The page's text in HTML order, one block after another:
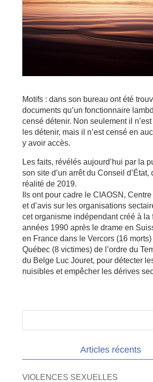
Motifs : dans son bureau ont été
documents qu’un fonctionnaire
censé détenir. Non seulement il
les détenir, mais il n’est censé en
y avoir accès.
Les faits, révélés aujourd’hui par la
son site d’un arrêt du Conseil d’État,
réalité de 2019.
Ils ont pour cadre le CIAOSN,
et d’avis sur les organisations
cet organisme indépendant créé à la
années 1990 après le drame en
en France dans le Vercors (16 morts)
Québec (8 victimes) de l’ordre du
du Belge Luc Jouret, pour détecter
nuisibles et empêcher les dérives
Articles récents
VIOLENCES SEXUELLES